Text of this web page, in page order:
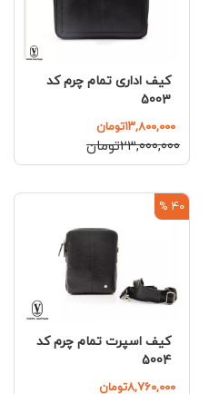
کیف اداری تمام چرم کد
5003
۱۳,۸۰۰,۰۰۰تومان
۲۳,۰۰۰,۰۰۰تومان
40 %
کیف اسپرت تمام چرم کد
5004
۸,۷۶۰,۰۰۰تومان